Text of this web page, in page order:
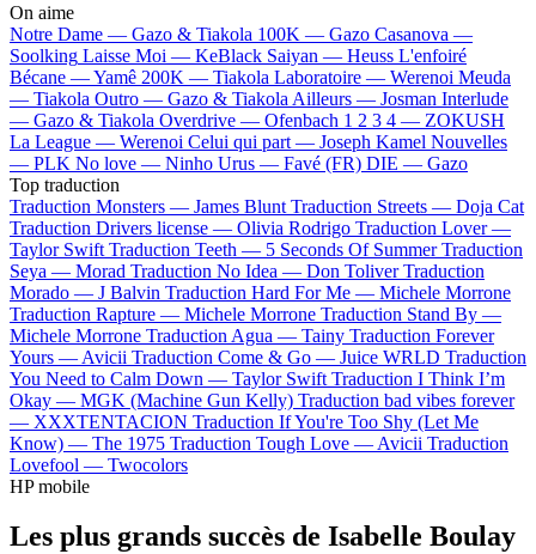
On aime
Notre Dame — Gazo & Tiakola 100K — Gazo Casanova —
Soolking Laisse Moi — KeBlack Saiyan — Heuss L'enfoiré
Bécane —Yamê 200K — Tiakola Laboratoire — Werenoi Meuda
— Tiakola Outro — Gazo & Tiakola Ailleurs — Josman Interlude
— Gazo & Tiakola Overdrive — Ofenbach 1 2 3 4 — ZOKUSH
La League — Werenoi Celui qui part — Joseph Kamel Nouvelles
— PLK No love — Ninho Urus — Favé (FR) DIE — Gazo
Top traduction
Traduction Monsters — James Blunt Traduction Streets — Doja Cat
Traduction Drivers license — Olivia Rodrigo Traduction Lover —
Taylor Swift Traduction Teeth — 5 Seconds Of Summer Traduction
Seya — Morad Traduction No Idea — Don Toliver Traduction
Morado — J Balvin Traduction Hard For Me — Michele Morrone
Traduction Rapture — Michele Morrone Traduction Stand By —
Michele Morrone Traduction Agua — Tainy Traduction Forever
Yours — Avicii Traduction Come & Go — Juice WRLD Traduction
You Need to Calm Down — Taylor Swift Traduction I Think I’m
Okay — MGK (Machine Gun Kelly) Traduction bad vibes forever
— XXXTENTACION Traduction If You're Too Shy (Let Me
Know) — The 1975 Traduction Tough Love — Avicii Traduction
Lovefool — Twocolors
HP mobile
Les plus grands succès de Isabelle Boulay